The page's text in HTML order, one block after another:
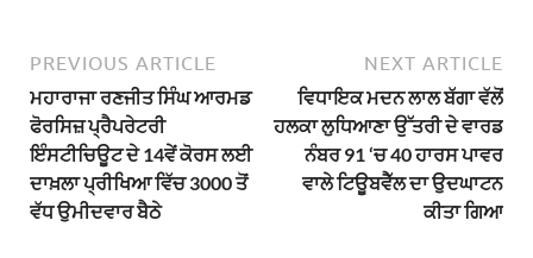
PREVIOUS ARTICLE
ਮਹਾਰਾਜਾ ਰਣਜੀਤ ਸਿੰਘ ਆਰਮਡ
ਫੋਰਸਿਜ਼ ਪ੍ਰੈਪਰੇਟਰੀ
ਇੰਸਟੀਚਿਊਟ ਦੇ 14ਵੇਂ ਕੋਰਸ ਲਈ
ਦਾਖ਼ਲਾ ਪ੍ਰੀਖਿਆ ਵਿੱਚ 3000 ਤੋਂ
ਵੱਧ ਉਮੀਦਵਾਰ ਬੈਠੇ
NEXT ARTICLE
ਵਿਧਾਇਕ ਮਦਨ ਲਾਲ ਬੱਗਾ ਵੱਲੋਂ
ਹਲਕਾ ਲੁਧਿਆਣਾ ਉੱਤਰੀ ਦੇ ਵਾਰਡ
ਨੰਬਰ 91 ‘ਚ 40 ਹਾਰਸ ਪਾਵਰ
ਵਾਲੇ ਟਿਊਬਵੈੱਲ ਦਾ ਉਦਘਾਟਨ
ਕੀਤਾ ਗਿਆ